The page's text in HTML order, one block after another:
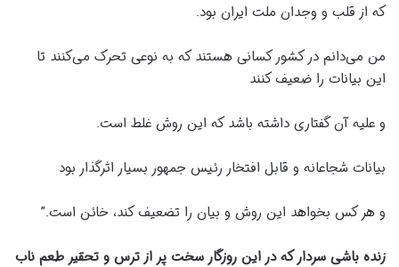
که از قلب و وجدان ملت ایران بود.
من می‌دانم در کشور کسانی هستند که به نوعی تحرک می‌کنند تا
این بیانات را ضعیف کنند
و علیه آن گفتاری داشته باشد که این روش غلط است.
بیانات شجاعانه و قابل افتخار رئیس جمهور بسیار اثرگذار بود
و هر کس بخواهد این روش و بیان را تضعیف کند، خائن است.”
زنده باشی سردار که در این روزگار سخت پر از ترس و تحقیر طعم ناب